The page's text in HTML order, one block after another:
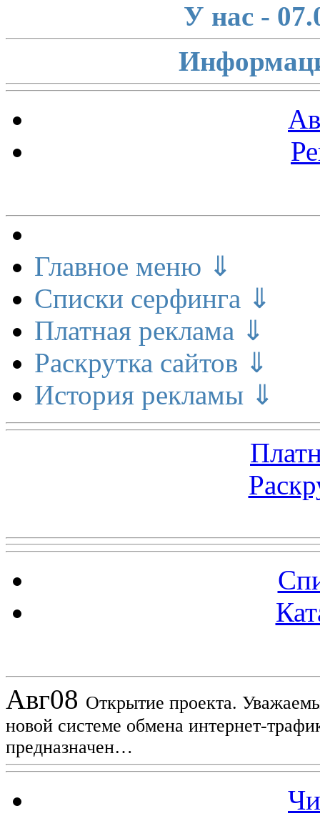
У нас -
Главное меню ⇓
Списки серфинга ⇓
Платная реклама ⇓
Раскрутка сайтов ⇓
История рекламы ⇓
Авг08 Открытие проекта.
новой системе обмена интернет-
предназначен…